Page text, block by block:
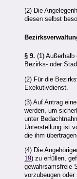
(2) Die
diesen selbst
§ 9. (1)
Bezirks- oder
(2) Für die
Exekutivdienst.
(3) Auf Antrag
werden, um
unter
Unterstellung ist
die ihm
(4) Die
19) zu erfüllen,
gewahrsamsfreie
vorzubeugen